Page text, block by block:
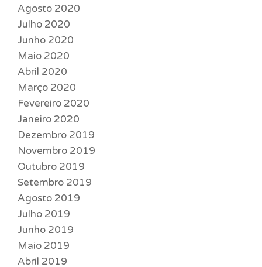
Agosto 2020
Julho 2020
Junho 2020
Maio 2020
Abril 2020
Março 2020
Fevereiro 2020
Janeiro 2020
Dezembro 2019
Novembro 2019
Outubro 2019
Setembro 2019
Agosto 2019
Julho 2019
Junho 2019
Maio 2019
Abril 2019